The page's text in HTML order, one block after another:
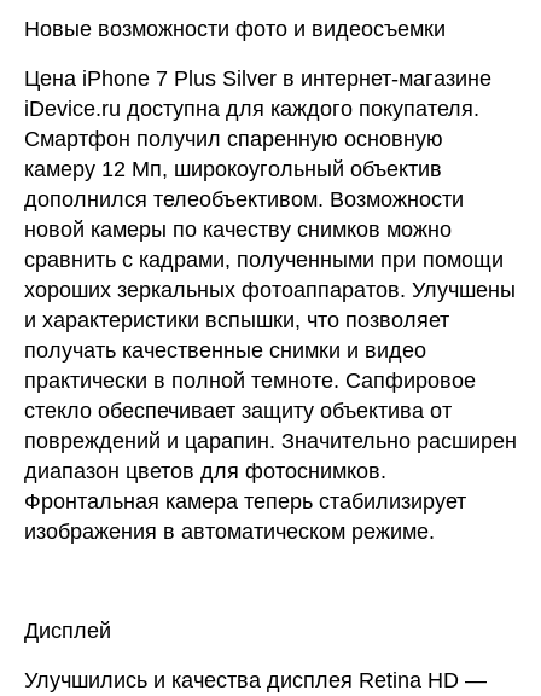
Новые возможности фото и видеосъемки
Цена iPhone 7 Plus Silver в интернет-магазине
iDevice.ru доступна для каждого покупателя.
Смартфон получил спаренную основную
камеру 12 Мп, широкоугольный объектив
дополнился телеобъективом. Возможности
новой камеры по качеству снимков можно
сравнить с кадрами, полученными при помощи
хороших зеркальных фотоаппаратов. Улучшены
и характеристики вспышки, что позволяет
получать качественные снимки и видео
практически в полной темноте. Сапфировое
стекло обеспечивает защиту объектива от
повреждений и царапин. Значительно расширен
диапазон цветов для фотоснимков.
Фронтальная камера теперь стабилизирует
изображения в автоматическом режиме.
Дисплей
Улучшились и качества дисплея Retina HD —